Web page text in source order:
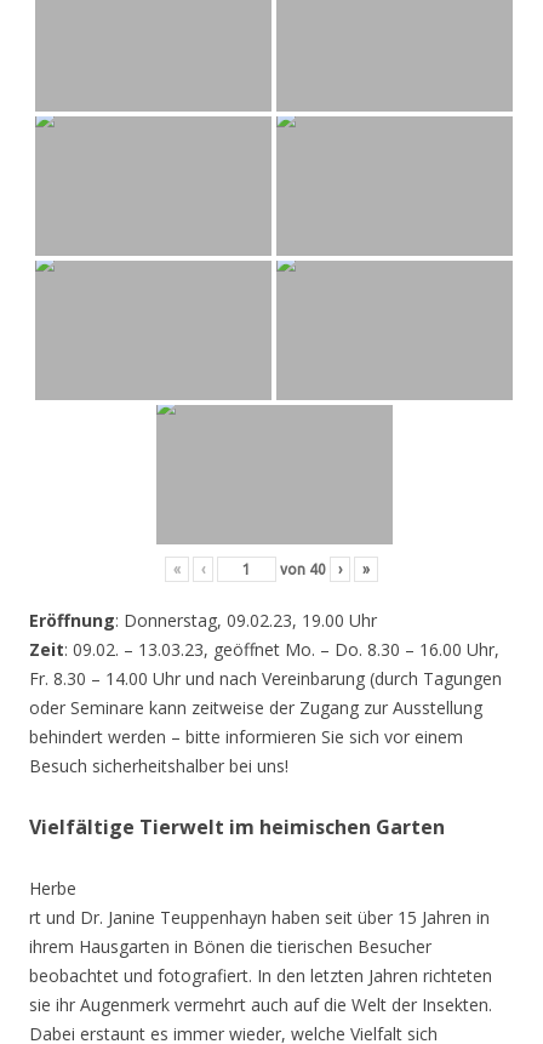
« ‹ von 40 › »
Eröffnung: Donnerstag, 09.02.23, 19.00 Uhr
Zeit: 09.02. – 13.03.23, geöffnet Mo. – Do. 8.30 – 16.00 Uhr,
Fr. 8.30 – 14.00 Uhr und nach Vereinbarung (durch Tagungen
oder Seminare kann zeitweise der Zugang zur Ausstellung
behindert werden – bitte informieren Sie sich vor einem
Besuch sicherheitshalber bei uns!
Vielfältige Tierwelt im heimischen Garten
Herbe
rt und Dr. Janine Teuppenhayn haben seit über 15 Jahren in
ihrem Hausgarten in Bönen die tierischen Besucher
beobachtet und fotografiert. In den letzten Jahren richteten
sie ihr Augenmerk vermehrt auch auf die Welt der Insekten.
Dabei erstaunt es immer wieder, welche Vielfalt sich